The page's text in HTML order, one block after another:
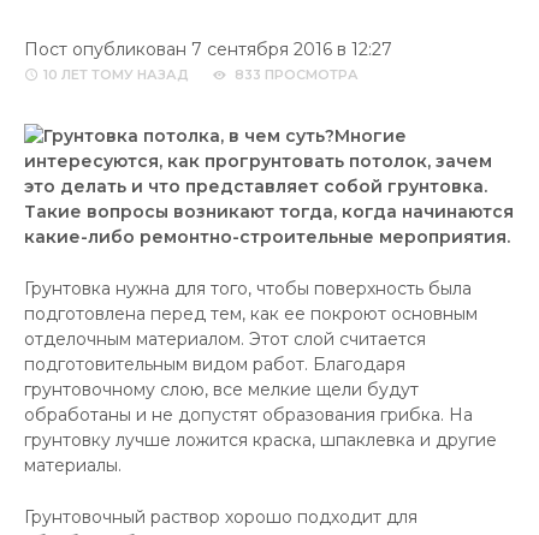
Пост опубликован 7 сентября 2016 в 12:27
10 ЛЕТ ТОМУ НАЗАД 833 ПРОСМОТРА
Многие
интересуются, как прогрунтовать потолок, зачем
это делать и что представляет собой грунтовка.
Такие вопросы возникают тогда, когда начинаются
какие-либо ремонтно-строительные мероприятия.
Грунтовка нужна для того, чтобы поверхность была
подготовлена перед тем, как ее покроют основным
отделочным материалом. Этот слой считается
подготовительным видом работ. Благодаря
грунтовочному слою, все мелкие щели будут
обработаны и не допустят образования грибка. На
грунтовку лучше ложится краска, шпаклевка и другие
материалы.
Грунтовочный раствор хорошо подходит для